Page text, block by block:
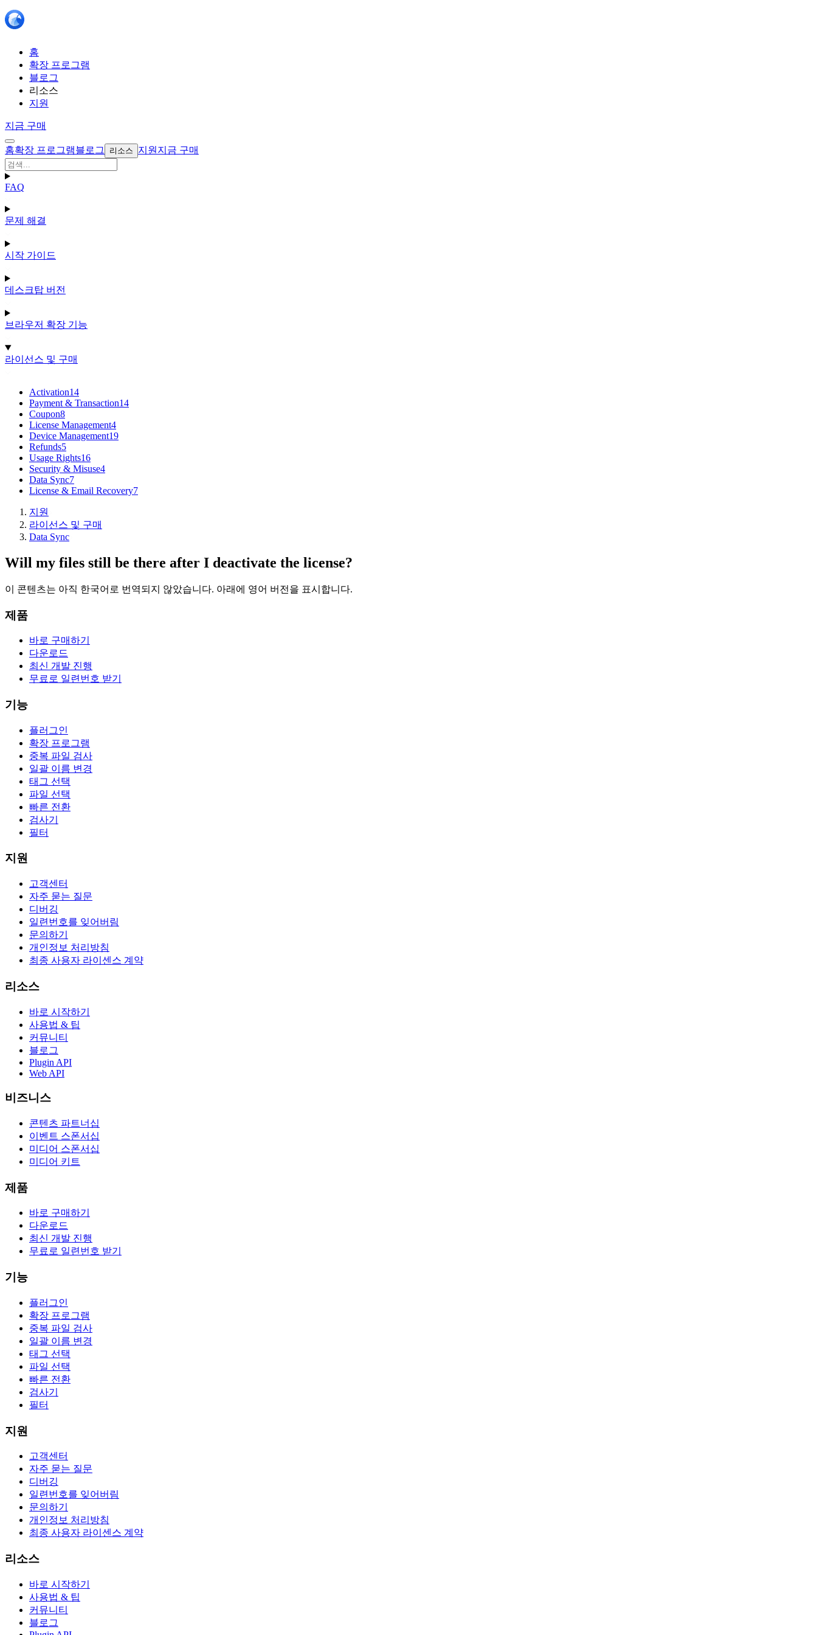
홈
확장 프로그램
블로그
리소스
지원
지금 구매
홈확장 프로그램블로그 리소스 지원 지금 구매
FAQ
문제 해결
시작 가이드
데스크탑 버전
브라우저 확장 기능
라이선스 및 구매
Activation14
Payment & Transaction14
Coupon8
License Management4
Device Management19
Refunds5
Usage Rights16
Security & Misuse4
Data Sync7
License & Email Recovery7
지원
라이선스 및 구매
Data Sync
Will my files still be there after I deactivate the license?
이 콘텐츠는 아직 한국어로 번역되지 않았습니다. 아래에 영어 버전을 표시합니다.
제품
바로 구매하기
다운로드
최신 개발 진행
무료로 일련번호 받기
기능
플러그인
확장 프로그램
중복 파일 검사
일괄 이름 변경
태그 선택
파일 선택
빠른 전환
검사기
필터
지원
고객센터
자주 묻는 질문
디버깅
일련번호를 잊어버림
문의하기
개인정보 처리방침
최종 사용자 라이센스 계약
리소스
바로 시작하기
사용법 & 팁
커뮤니티
블로그
Plugin API
Web API
비즈니스
콘텐츠 파트너십
이벤트 스폰서십
미디어 스폰서십
미디어 키트
제품
바로 구매하기
다운로드
최신 개발 진행
무료로 일련번호 받기
기능
플러그인
확장 프로그램
중복 파일 검사
일괄 이름 변경
태그 선택
파일 선택
빠른 전환
검사기
필터
지원
고객센터
자주 묻는 질문
디버깅
일련번호를 잊어버림
문의하기
개인정보 처리방침
최종 사용자 라이센스 계약
리소스
바로 시작하기
사용법 & 팁
커뮤니티
블로그